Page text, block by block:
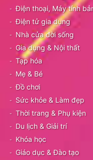
Điện thoại, Máy tính
Điện tử gia dụng
Nhà cửa đời sống
Gia dụng & Nội thất
Tạp hóa
Mẹ & Bé
Đồ chơi
Sức khỏe & Làm đẹp
Thời trang & Phụ kiện
Du lịch & Giải trí
Khóa học
Giáo dục & Đào tạo